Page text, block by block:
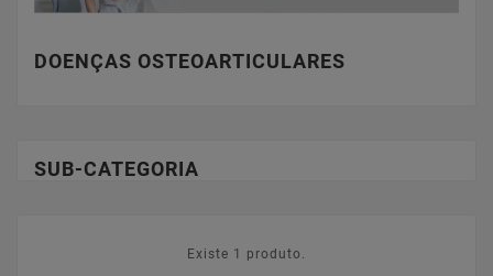
DOENÇAS OSTEOARTICULARES
SUB-CATEGORIA
Existe 1 produto.